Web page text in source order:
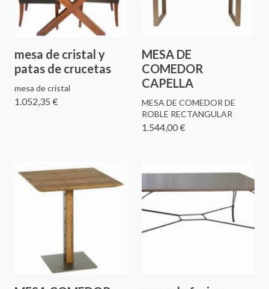
mesa de cristal y
patas de crucetas
mesa de cristal
1.052,35 €
MESA DE
COMEDOR
CAPELLA
MESA DE COMEDOR DE
ROBLE RECTANGULAR
1.544,00 €